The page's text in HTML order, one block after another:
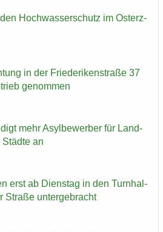
Hoch­was­ser­schutz im Ost­erz­
in der Frie­de­ri­ken­stra­ße 37
ge­nom­men
mehr Asyl­be­wer­ber für Land­
an
erst ab Diens­tag in den Turn­hal­
Stra­ße un­ter­ge­bracht